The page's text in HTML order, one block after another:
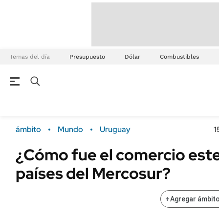
Temas del día Presupuesto Dólar Combustibles
ámbito Mundo Uruguay
¿Cómo fue el comercio
países del Mercosur?
+Agregar